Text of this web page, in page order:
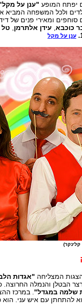
יפתח המופע "ענן על
ולכל המשפחה
סוחפים ומאירי פנים של
כוכבא עידן אלתרמן טל
ענן על מקל
קלינקר)
המצליחה "אגדות
הבטלן והנמלה
שלמה במגדל" . במרכז
להתחתן עם איש עני. הוא